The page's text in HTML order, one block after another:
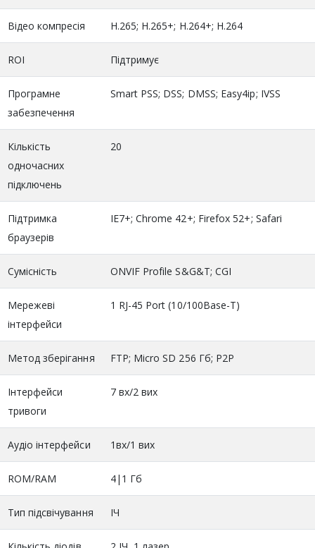
Відео компресія H.265; H.265+; H.264+; H.264
ROI Підтримує
Програмне
забезпечення
Smart PSS; DSS; DMSS; Easy4ip; IVSS
Кількість
одночасних
підключень
20
Підтримка
браузерів
IE7+; Chrome 42+; Firefox 52+; Safari
Сумісність ONVIF Profile S&G&T; CGI
Мережеві
інтерфейси
1 RJ-45 Port (10/100Base-T)
Метод зберігання FTP; Micro SD 256 Гб; P2P
Інтерфейси
тривоги
7 вх/2 вих
Аудіо інтерфейси 1вх/1 вих
ROM/RAM 4|1 Гб
Тип підсвічування ІЧ